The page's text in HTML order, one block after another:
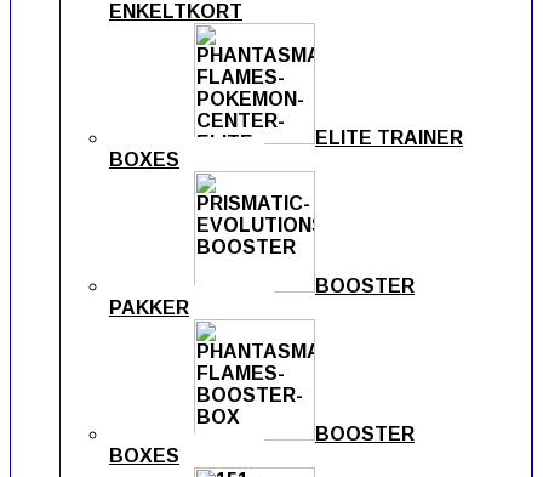
ENKELTKORT
ELITE TRAINER
BOXES
BOOSTER
PAKKER
BOOSTER
BOXES